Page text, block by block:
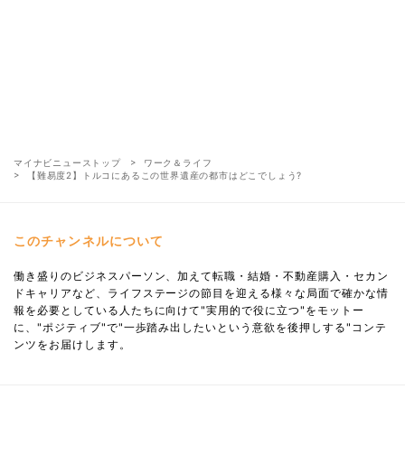
マイナビニューストップ
ワーク＆ライフ
【難易度2】トルコにあるこの世界遺産の都市はどこでしょう?
このチャンネルについて
働き盛りのビジネスパーソン、加えて転職・結婚・不動産購入・セカン
ドキャリアなど、ライフステージの節目を迎える様々な局面で確かな情
報を必要としている人たちに向けて"実用的で役に立つ"をモットー
に、"ポジティブ"で"一歩踏み出したいという意欲を後押しする"コンテ
ンツをお届けします。